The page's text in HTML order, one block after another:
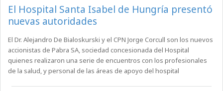
El Hospital Santa Isabel de Hungría presentó
nuevas autoridades
El Dr. Alejandro De Bialoskurski y el CPN Jorge Corcull son los nuevos
accionistas de Pabra SA, sociedad concesionada del Hospital
quienes realizaron una serie de encuentros con los profesionales
de la salud, y personal de las áreas de apoyo del hospital